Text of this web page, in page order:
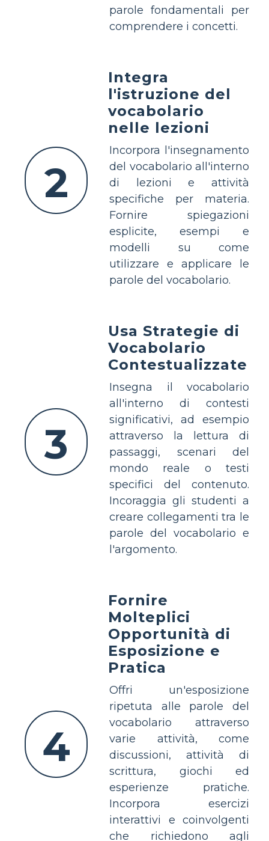
parole fondamentali per
comprendere i concetti.
2
Integra
l'istruzione del
vocabolario
nelle lezioni
Incorpora l'insegnamento
del vocabolario all'interno
di lezioni e attività
specifiche per materia.
Fornire spiegazioni
esplicite, esempi e
modelli su come
utilizzare e applicare le
parole del vocabolario.
3
Usa Strategie di
Vocabolario
Contestualizzate
Insegna il vocabolario
all'interno di contesti
significativi, ad esempio
attraverso la lettura di
passaggi, scenari del
mondo reale o testi
specifici del contenuto.
Incoraggia gli studenti a
creare collegamenti tra le
parole del vocabolario e
l'argomento.
4
Fornire
Molteplici
Opportunità di
Esposizione e
Pratica
Offri un'esposizione
ripetuta alle parole del
vocabolario attraverso
varie attività, come
discussioni, attività di
scrittura, giochi ed
esperienze pratiche.
Incorpora esercizi
interattivi e coinvolgenti
che richiedono agli